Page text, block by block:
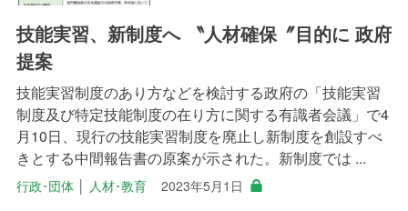
技能実習、新制度へ 〝人材確保〞目的に 政府
提案
技能実習制度のあり方などを検討する政府の「技能実習
制度及び特定技能制度の在り方に関する有識者会議」で4
月10日、現行の技能実習制度を廃止し新制度を創設すべ
きとする中間報告書の原案が示された。新制度では ...
行政･団体│ 人材･教育 2023年5月1日